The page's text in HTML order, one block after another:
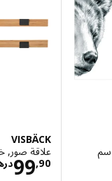
درهم 49,90/2 قطعة
VISBÄCK
علاقة صور, خيزران,
درهم99,